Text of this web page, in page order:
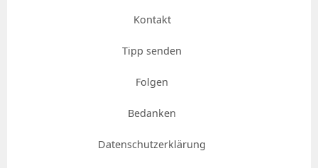
Kontakt
Tipp senden
Folgen
Bedanken
Datenschutzerklärung